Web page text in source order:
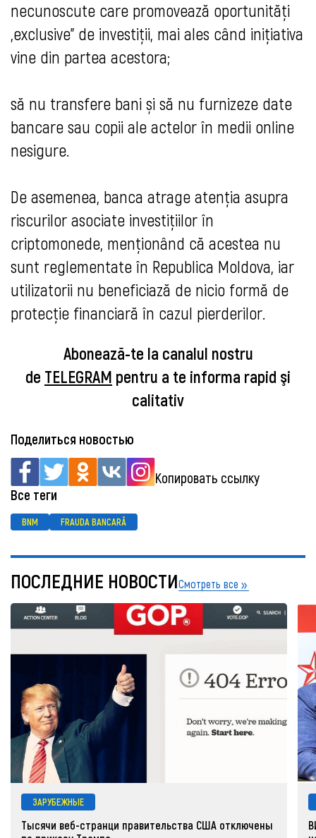
necunoscute care promovează oportunități
„exclusive” de investiții, mai ales când inițiativa
vine din partea acestora;
să nu transfere bani și să nu furnizeze date
bancare sau copii ale actelor în medii online
nesigure.
De asemenea, banca atrage atenția asupra
riscurilor asociate investițiilor în
criptomonede, menționând că acestea nu
sunt reglementate în Republica Moldova, iar
utilizatorii nu beneficiază de nicio formă de
protecție financiară în cazul pierderilor.
Abonează-te la canalul nostru
de TELEGRAM pentru a te informa rapid şi
calitativ
Поделиться новостью
Копировать ссылку
Все теги
BNM FRAUDA BANCARĂ
ПОСЛЕДНИЕ НОВОСТИСмотреть все
ЗАРУБЕЖНЫЕ
Тысячи веб-странци правительства США отключены